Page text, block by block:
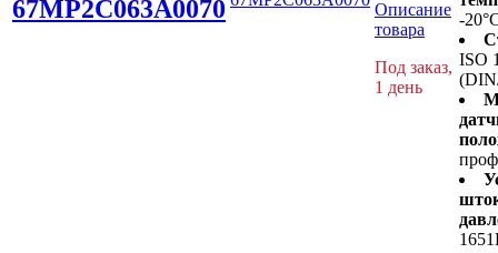
67MP2C063A0070
Описание
товара
Под заказ,
1 день
-
ISO